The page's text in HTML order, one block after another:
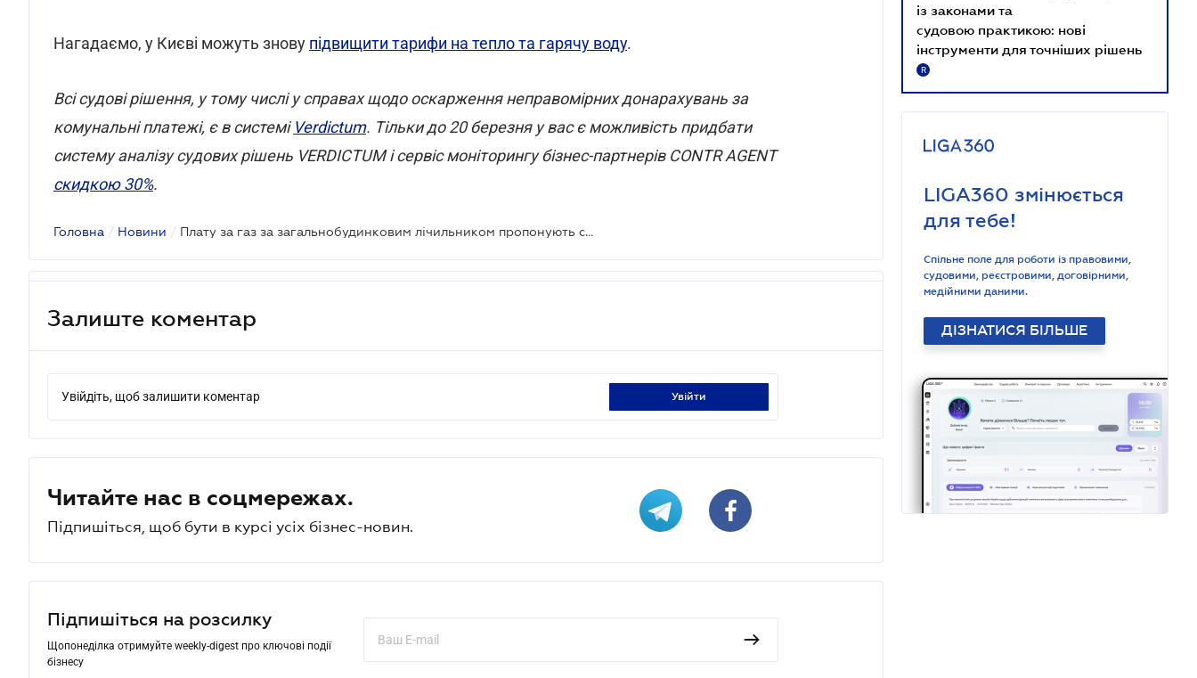
Нагадаємо, у Києві можуть знову підвищити тарифи на тепло та гарячу воду.
Всі судові рішення, у тому числі у справах щодо оскарження неправомірних донарахувань за
комунальні платежі, є в системіVerdictum. Тільки до 20 березня у вас є можливість придбати
систему аналізу судових рішень VERDICTUM і сервіс моніторингу бізнес-партнерів CONTR AGENT
скидкою 30%.
Головна / Новини / Плату за газ за загальнобудинковим лічильником пропонують скасувати, якщо його встановлено без згоди мешканців
Залиште коментар
Увійдіть, щоб залишити коментар увійти
Читайте нас в соцмережах.
Підпишіться, щоб бути в курсі усіх бізнес-новин.
Підпишіться на розсилку
Щопонеділка отримуйте weekly-digest про ключові події
бізнесу
із законами та
судовою практикою: нові
інструменти для точніших рішень
R
LIGA360 змінюється
для тебе!
Спільне поле для роботи із правовими,
судовими, реєстровими, договірними,
медійними даними.
ДІЗНАТИСЯ БІЛЬШЕ